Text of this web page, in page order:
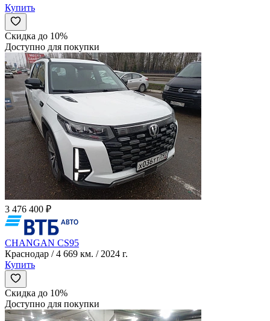
Купить
Скидка до 10%
Доступно для покупки
3 476 400 ₽
CHANGAN CS95
Краснодар / 4 669 км. / 2024 г.
Купить
Скидка до 10%
Доступно для покупки